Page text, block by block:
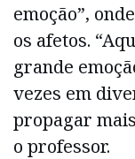
emoção”,
os afetos.
grande
vezes em
propagar
o professor.